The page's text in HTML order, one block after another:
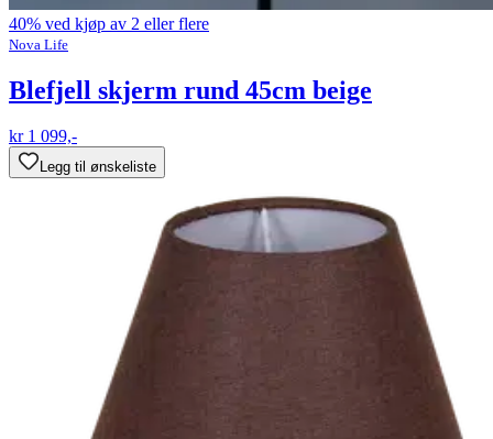
40% ved kjøp av 2 eller flere
Nova Life
Blefjell skjerm rund 45cm beige
kr 1 099,-
Legg til ønskeliste